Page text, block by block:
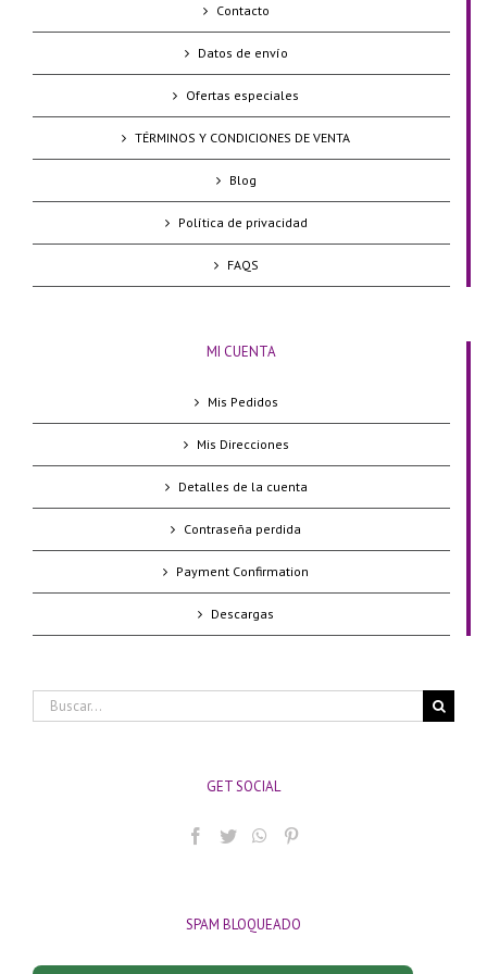
Contacto
Datos de envío
Ofertas especiales
TÉRMINOS Y CONDICIONES DE VENTA
Blog
Política de privacidad
FAQS
MI CUENTA
Mis Pedidos
Mis Direcciones
Detalles de la cuenta
Contraseña perdida
Payment Confirmation
Descargas
Buscar:
GET SOCIAL
SPAM BLOQUEADO